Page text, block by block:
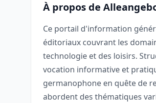
À propos de
Ce portail d'information
éditoriaux couvrant les
technologie et des loisirs.
vocation informative et
germanophone en quête de
abordent des thématiques